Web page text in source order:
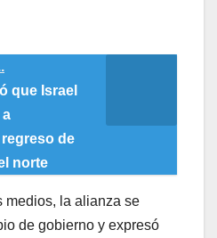
que Israel
a
de
norte
medios, la alianza se
de gobierno y expresó